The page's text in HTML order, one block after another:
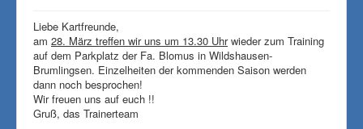
Liebe Kartfreunde,
am 28. März treffen wir uns um 13.30 Uhrwieder zum Training
auf dem Parkplatz der Fa. Blomus in Wildshausen-
Brumlingsen. Einzelheiten der kommenden Saison werden
dann noch besprochen!
Wir freuen uns auf euch !!
Gruß, das Trainerteam